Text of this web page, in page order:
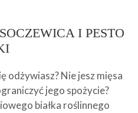
I PESTO
odżywiasz? Nie jesz mięsa
jego spożycie?
białka roślinnego